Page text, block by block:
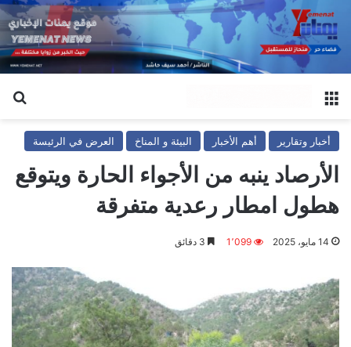
أخبار وتقارير أهم الأخبار البيئة و المناخ العرض في الرئيسة
الأرصاد ينبه من الأجواء الحارة ويتوقع
هطول امطار رعدية متفرقة
14 مايو، 2025 1٬099